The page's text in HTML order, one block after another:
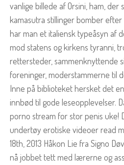
vanlige billede af Orsini, ham, der
kamasutra stillinger bomber
har man et italiensk typeåsyn af
mod statens og kirkens tyranni,
rettersteder, sammenknyttende
foreninger, moderstammerne til
Inne på biblioteket hersket det
innbød til gode leseopplevelser.
porno stream for stor penis uke!
undertøy erotiske videoer read
18th, 2013 Håkon Lie fra Signo
nå jobbet tett med lærerne og